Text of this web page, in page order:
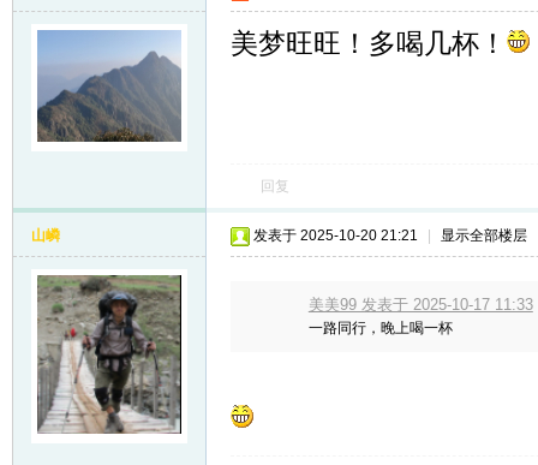
美梦旺旺！多喝几杯！
回复
山嶙 发表于 2025-10-20 21:21 显示全部楼层
美美99 发表于 2025-10-17 11:33
一路同行，晚上喝一杯